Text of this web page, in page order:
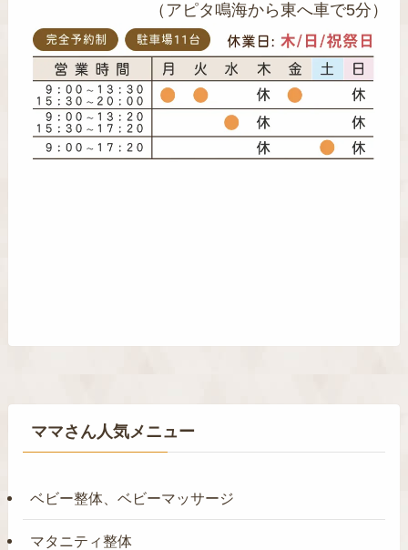
（アピタ鳴海から東へ車で5分）
ママさん人気メニュー
ベビー整体、ベビーマッサージ
マタニティ整体